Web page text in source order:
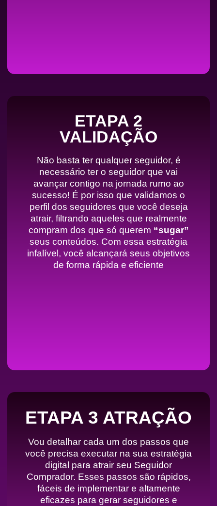
ETAPA 2
VALIDAÇÃO
Não basta ter qualquer seguidor, é
necessário ter o seguidor que vai
avançar contigo na jornada rumo ao
sucesso! É por isso que validamos o
perfil dos seguidores que você deseja
atrair, filtrando aqueles que realmente
compram dos que só querem “sugar”
seus conteúdos. Com essa estratégia
infalível, você alcançará seus objetivos
de forma rápida e eficiente
ETAPA 3 ATRAÇÃO
Vou detalhar cada um dos passos que
você precisa executar na sua estratégia
digital para atrair seu Seguidor
Comprador. Esses passos são rápidos,
fáceis de implementar e altamente
eficazes para gerar seguidores e